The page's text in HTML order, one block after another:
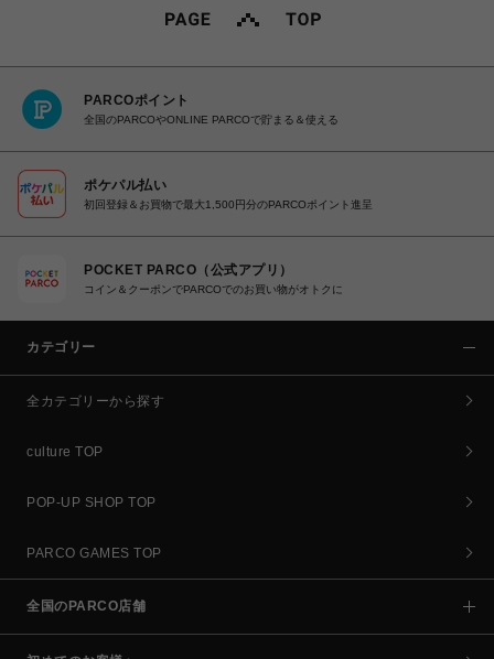
PARCOポイント
全国のPARCOやONLINE PARCOで貯まる＆使える
ポケパル払い
初回登録＆お買物で最大1,500円分のPARCOポイント進呈
POCKET PARCO（公式アプリ）
コイン＆クーポンでPARCOでのお買い物がオトクに
カテゴリー
全カテゴリーから探す
culture TOP
POP-UP SHOP TOP
PARCO GAMES TOP
全国のPARCO店舗